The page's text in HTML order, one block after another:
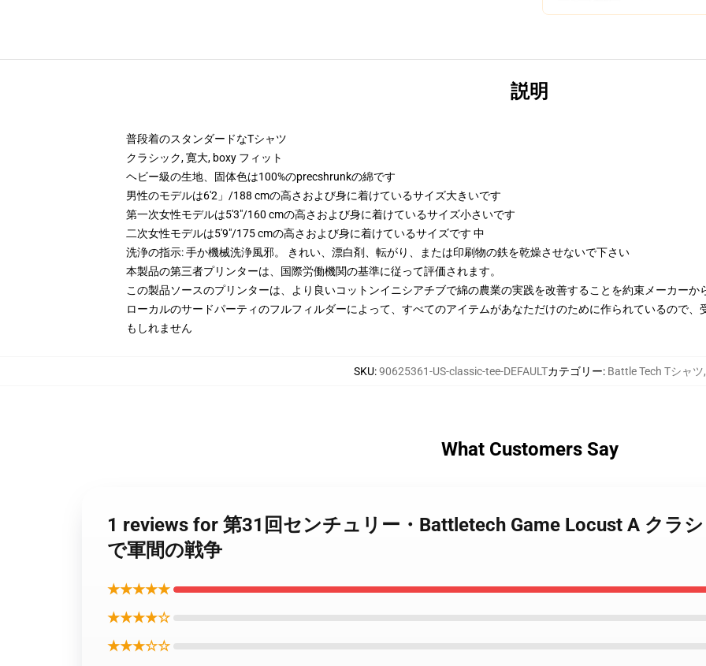
説明
普段着のスタンダードなTシャツ
クラシック, 寛大, boxy フィット
ヘビー級の生地、固体色は100%のprecshrunkの綿です
男性のモデルは6'2」/188 cmの高さおよび身に着けているサイズ大きいです
第一次女性モデルは5'3"/160 cmの高さおよび身に着けているサイズ小さいです
二次女性モデルは5'9"/175 cmの高さおよび身に着けているサイズです 中
洗浄の指示: 手か機械洗浄風邪。 きれい、漂白剤、転がり、または印刷物の鉄を乾燥させないで下さい
本製品の第三者プリンターは、国際労働機関の基準に従って評価されます。
この製品ソースのプリンターは、より良いコットンイニシアチブで綿の農業の実践を改善することを約束メーカーか
ローカルのサードパーティのフルフィルダーによって、すべてのアイテムがあなただけのために作られているので
もしれません
SKU:90625361-US-classic-tee-DEFAULTカテゴリー: Battle Tech Tシャツ,
What Customers Say
1 reviews for 第31回センチュリー・Battletech Game Locust A クラ
で軍間の戦争
★★★★★
★★★★☆
★★★☆☆